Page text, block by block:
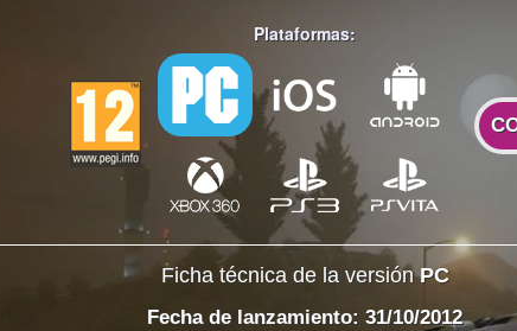
Plataformas:
Ficha técnica de la versiónPC
Fecha de lanzamiento: 31/10/2012